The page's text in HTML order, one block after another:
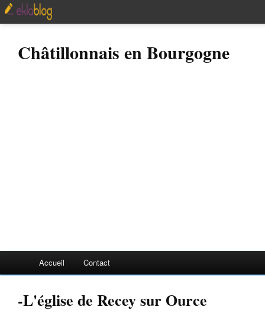
Châtillonnais en Bourgogne
Accueil Contact
-L'église de Recey sur Ource